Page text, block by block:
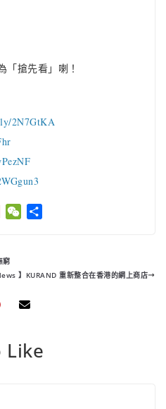
搶先看」喇！
2N7GtKA
P
t
e
e
W
a
窮
】KURAND 重新整合在香港的網上商店
Like